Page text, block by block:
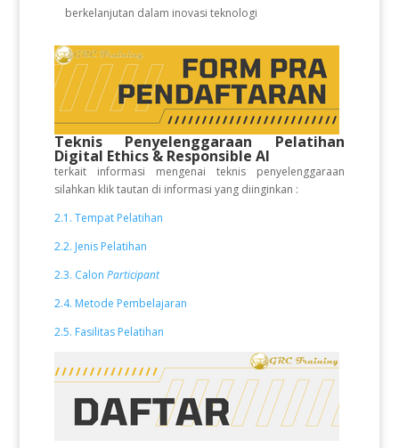
berkelanjutan dalam inovasi teknologi
Teknis Penyelenggaraan Pelatihan
Digital Ethics & Responsible AI
terkait informasi mengenai teknis penyelenggaraan
silahkan klik tautan di informasi yang diinginkan :
2.1. Tempat Pelatihan
2.2. Jenis Pelatihan
2.3. Calon Participant
2.4. Metode Pembelajaran
2.5. Fasilitas Pelatihan